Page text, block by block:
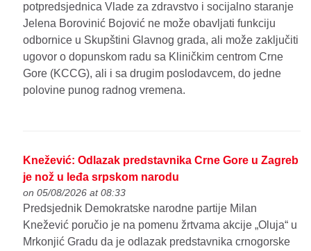
potpredsjednica Vlade za zdravstvo i socijalno staranje
Jelena Borovinić Bojović ne može obavljati funkciju
odbornice u Skupštini Glavnog grada, ali može zaključiti
ugovor o dopunskom radu sa Kliničkim centrom Crne
Gore (KCCG), ali i sa drugim poslodavcem, do jedne
polovine punog radnog vremena.
Knežević: Odlazak predstavnika Crne Gore u Zagreb
je nož u leđa srpskom narodu
on 05/08/2026 at 08:33
Predsjednik Demokratske narodne partije Milan
Knežević poručio je na pomenu žrtvama akcije „Oluja“ u
Mrkonjić Gradu da je odlazak predstavnika crnogorske